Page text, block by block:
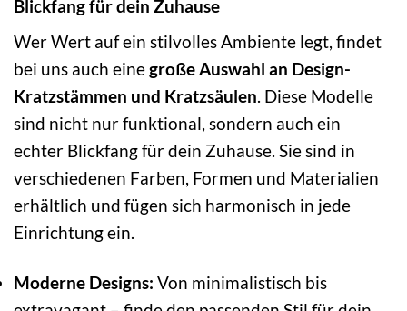
Blickfang für dein Zuhause
Wer Wert auf ein stilvolles Ambiente legt, findet
bei uns auch einegroße Auswahl an Design-
Kratzstämmen und Kratzsäulen. Diese Modelle
sind nicht nur funktional, sondern auch ein
echter Blickfang für dein Zuhause. Sie sind in
verschiedenen Farben, Formen und Materialien
erhältlich und fügen sich harmonisch in jede
Einrichtung ein.
Moderne Designs: Von minimalistisch bis